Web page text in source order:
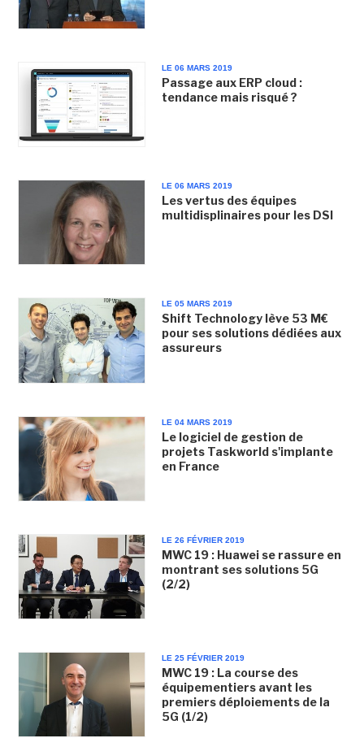
LE 06 MARS 2019
Passage aux ERP cloud :
tendance mais risqué ?
LE 06 MARS 2019
Les vertus des équipes
multidisplinaires pour les DSI
LE 05 MARS 2019
Shift Technology lève 53 M€
pour ses solutions dédiées aux
assureurs
LE 04 MARS 2019
Le logiciel de gestion de
projets Taskworld s'implante
en France
LE 26 FÉVRIER 2019
MWC 19 : Huawei se rassure en
montrant ses solutions 5G
(2/2)
LE 25 FÉVRIER 2019
MWC 19 : La course des
équipementiers avant les
premiers déploiements de la
5G (1/2)